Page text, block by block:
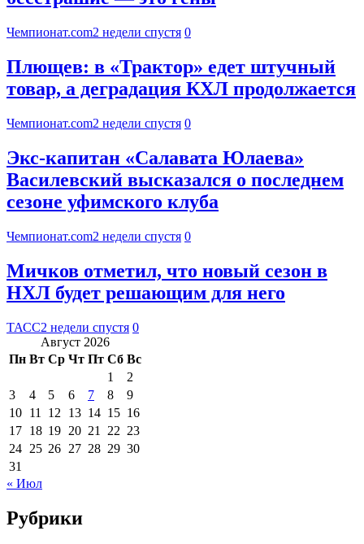
Чемпионат.com2 недели спустя 0
Плющев: в «Трактор» едет штучный
товар, а деградация КХЛ продолжается
Чемпионат.com2 недели спустя 0
Экс-капитан «Салавата Юлаева»
Василевский высказался о последнем
сезоне уфимского клуба
Чемпионат.com2 недели спустя 0
Мичков отметил, что новый сезон в
НХЛ будет решающим для него
ТАСС2 недели спустя 0
Август 2026
Пн Вт Ср Чт Пт Сб Вс
1
2
3
4 5 6 7 8
9
10 11 12 13 14 15 16
17 18 19 20 21 22 23
24 25 26 27 28 29 30
31
« Июл
Рубрики